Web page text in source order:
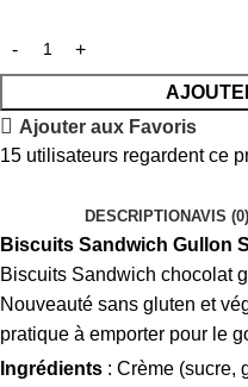
Ajouter aux Favoris
15 utilisateurs regardent ce
DESCRIPTIONAVIS (0)
Biscuits Sandwich Gullon
Biscuits Sandwich chocolat
Nouveauté sans gluten et
pratique à emporter pour le
Ingrédients : Crème (sucre,